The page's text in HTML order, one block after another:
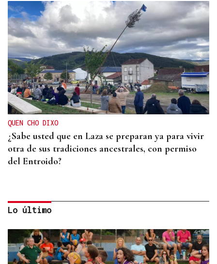
QUEN CHO DIXO
¿Sabe usted que en Laza se preparan ya para vivir
otra de sus tradiciones ancestrales, con permiso
del Entroido?
Lo último